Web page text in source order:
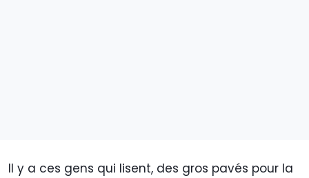
Il y a ces gens qui lisent, des gros pavés pour la